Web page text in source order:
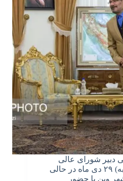
شورای عالی
امنیت ملی امشب (چهارشنبه) ۲۹ دی ماه در حالی
وین با حضور